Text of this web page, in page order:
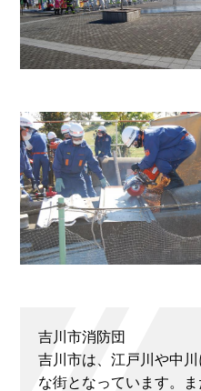
吉川市消防団
吉川市は、江戸川や中
な街となっています。